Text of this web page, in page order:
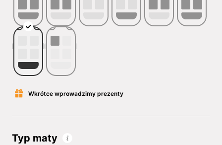
Wkrótce wprowadzimy prezenty
Typ maty